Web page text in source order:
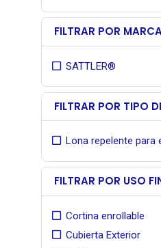
FILTRAR POR
SATTLER®
FILTRAR POR TIPO
Lona repelente para
FILTRAR POR USO
Cortina enrollable
Cubierta Exterior